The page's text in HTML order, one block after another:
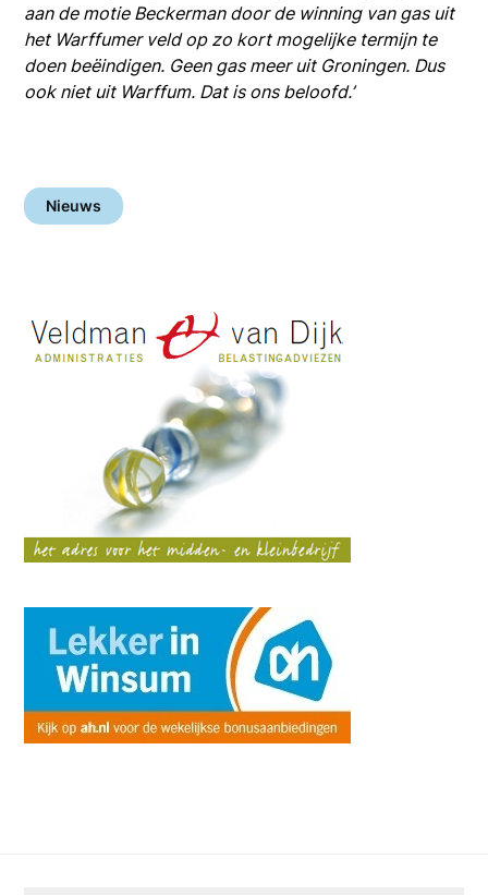
aan de motie Beckerman door de winning van gas uit
het Warffumer veld op zo kort mogelijke termijn te
doen beëindigen. Geen gas meer uit Groningen. Dus
ook niet uit Warffum. Dat is ons beloofd.’
Nieuws